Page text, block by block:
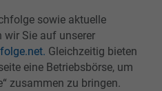
sowie aktuelle
Sie auf unserer
Gleichzeitig bieten
eine Betriebsbörse, um
zusammen zu bringen.